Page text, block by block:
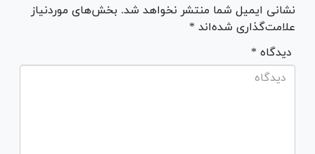
نشانی ایمیل شما منتشر نخواهد شد. بخش‌های موردنیاز
علامت‌گذاری شده‌اند *
* دیدگاه